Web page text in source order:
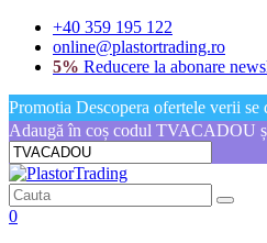
+40 359 195 122
online@plastortrading.ro
5% Reducere la abonare
Promotia Descopera ofertele verii
Adaugă în coș codul TVACADOU
0